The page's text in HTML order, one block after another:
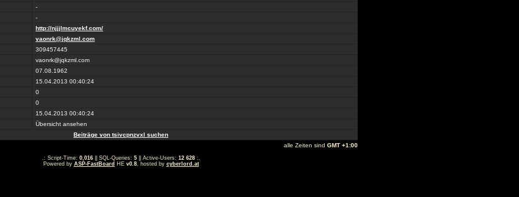
-
-
http://njjjlmcuyekf.com/
vaonrk@jqkzml.com
309457445
vaonrk@jqkzml.com
07.08.1962
15.04.2013 00:40:24
0
0
15.04.2013 00:40:24
Übersicht ansehen
Beiträge von tsivcpnzvxl suchen
alle Zeiten sind GMT +1:00
.: Script-Time: 0,016|| SQL-Queries: 5|| Active-Users: 12 628:.
Powered by ASP-FastBoard HE v0.8, hosted by cyberlord.at